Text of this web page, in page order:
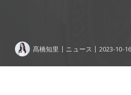
髙橋知里 ニュース 2023-10-16